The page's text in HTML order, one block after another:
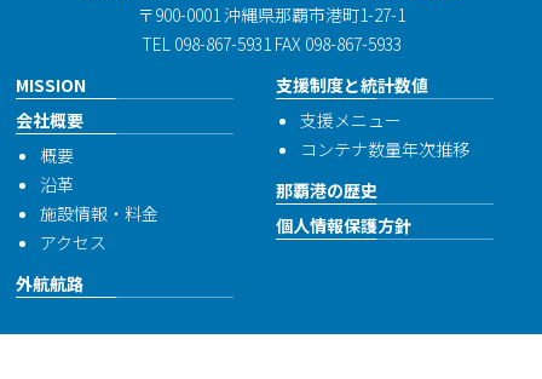
〒900-0001 沖縄県那覇市港町1-27-1
TEL 098-867-5931 FAX 098-867-5933
MISSION
会社概要
概要
沿革
施設情報・料金
アクセス
外航航路
支援制度と統計数値
支援メニュー
コンテナ数量年次推移
那覇港の歴史
個人情報保護方針